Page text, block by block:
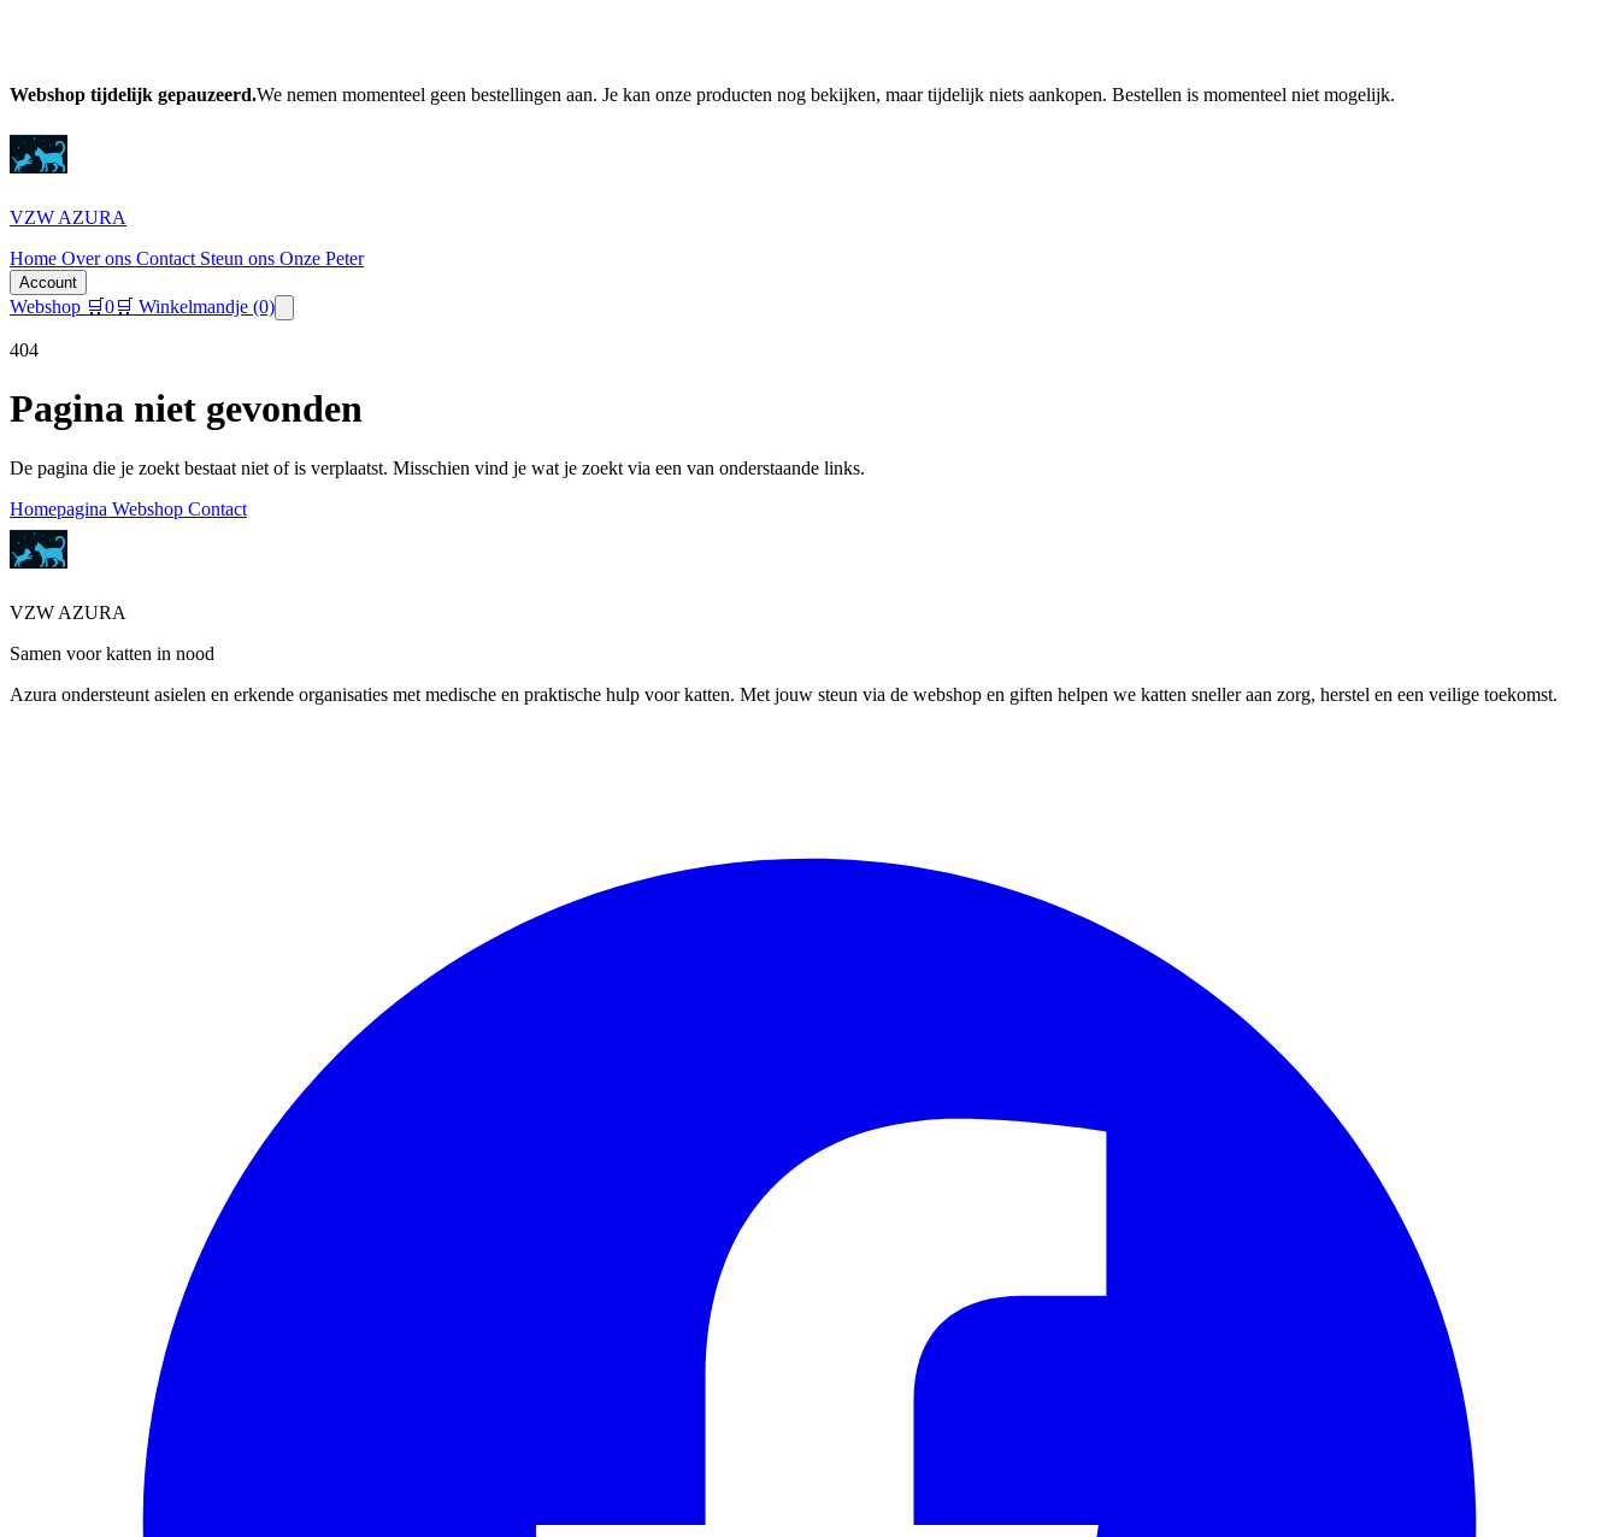
Webshop tijdelijk gepauzeerd.We nemen momenteel geen bestellingen aan. Je kan onze producten nog bekijken, maar tijdelijk niets aankopen. Bestellen is momenteel niet mogelijk.
VZW AZURA
Home Over ons Contact Steun ons Onze Peter
Account
Webshop 🛒0🛒 Winkelmandje (0)
404
Pagina niet gevonden
De pagina die je zoekt bestaat niet of is verplaatst. Misschien vind je wat je zoekt via een van onderstaande links.
Homepagina Webshop Contact
VZW AZURA
Samen voor katten in nood
Azura ondersteunt asielen en erkende organisaties met medische en praktische hulp voor katten. Met jouw steun via de webshop en giften helpen we katten sneller aan zorg, herstel en een veilige toekomst.